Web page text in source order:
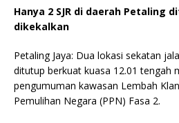
Hanya 2 SJR di daerah Petaling
dikekalkan
Petaling Jaya: Dua lokasi sekatan
ditutup berkuat kuasa 12.01 tengah
pengumuman kawasan Lembah
Pemulihan Negara (PPN) Fasa 2.